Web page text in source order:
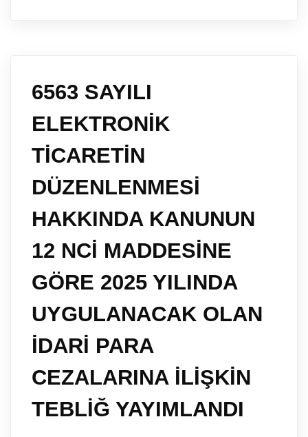
6563 SAYILI
ELEKTRONİK
TİCARETİN
DÜZENLENMESİ
HAKKINDA KANUNUN
12 NCİ MADDESİNE
GÖRE 2025 YILINDA
UYGULANACAK OLAN
İDARİ PARA
CEZALARINA İLİŞKİN
TEBLİĞ YAYIMLANDI